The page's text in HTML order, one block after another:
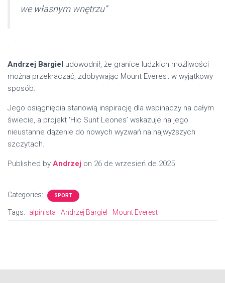
we własnym wnętrzu”
.
Andrzej Bargiel udowodnił, że granice ludzkich możliwości
można przekraczać, zdobywając Mount Everest w wyjątkowy
sposób.
Jego osiągnięcia stanowią inspirację dla wspinaczy na całym
świecie, a projekt 'Hic Sunt Leones’ wskazuje na jego
nieustanne dążenie do nowych wyzwań na najwyższych
szczytach.
Published by Andrzej on 26 de wrzesień de 2025
Categories: SPORT
Tags: alpinista Andrzej Bargiel Mount Everest